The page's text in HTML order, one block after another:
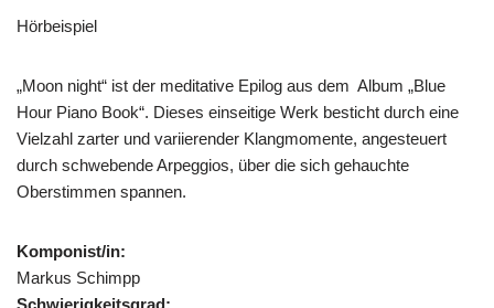
Hörbeispiel
„Moon night“ ist der meditative Epilog aus dem Album „Blue
Hour Piano Book“. Dieses einseitige Werk besticht durch eine
Vielzahl zarter und variierender Klangmomente, angesteuert
durch schwebende Arpeggios, über die sich gehauchte
Oberstimmen spannen.
Komponist/in:
Markus Schimpp
Schwierigkeitsgrad: